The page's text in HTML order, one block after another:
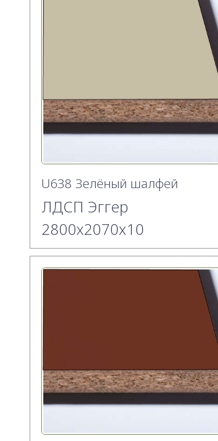
U638 Зелёный шалфей
ЛДСП Эггер
2800х2070x10